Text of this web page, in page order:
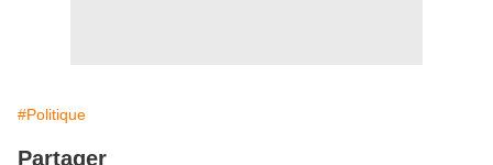
#Politique
Partager